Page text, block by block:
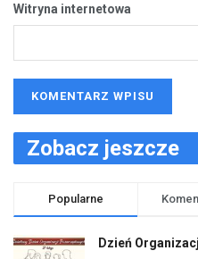
Witryna internetowa
Zobacz jeszcze
Popularne
Dzień